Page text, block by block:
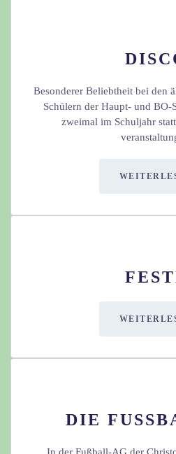
Besonderer Beliebtheit bei den
Schülern der Haupt- und BO-
zweimal im Schuljahr
DIE